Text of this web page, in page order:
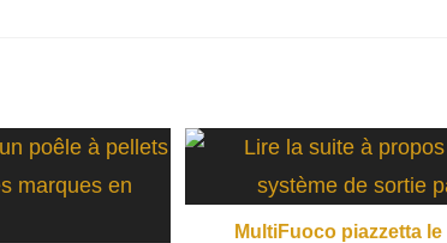
MultiFuoco piazzetta